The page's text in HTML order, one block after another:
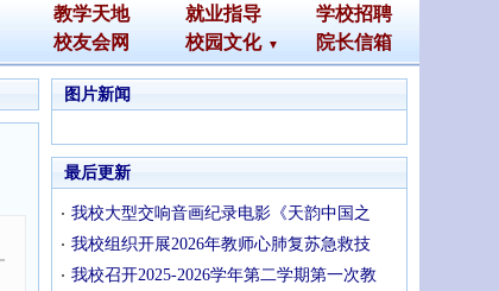
教学天地 就业指导
学校招聘
校友会网 校园文化 院长信箱
图片新闻
最后更新
我校大型交响音画纪录电影《天韵中国之
我校组织开展2026年教师心肺复苏急救技
我校召开2025-2026学年第二学期第一次教